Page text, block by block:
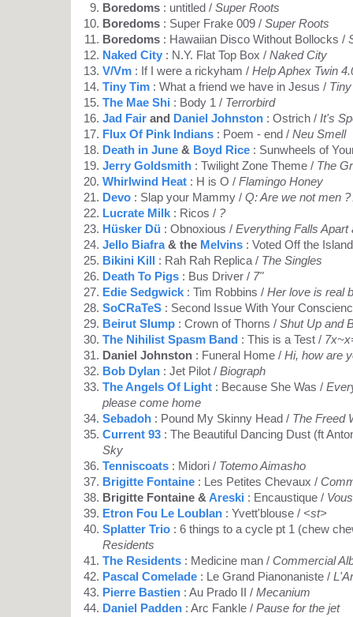
Boredoms : untitled / Super Roots
Boredoms : Super Frake 009 / Super Roots
Boredoms : Hawaiian Disco Without Bollocks /
Naked City : N.Y. Flat Top Box / Naked City
V/Vm : If I were a rickyham / Help Aphex Twin
Tiny Tim : What a friend we have in Jesus /
The Mae Shi : Body 1 / Terrorbird
Jad Fair and Daniel Johnston : Ostrich / It's
Flux Of Pink Indians : Poem - end / Neu Smell
Death in June & Boyd Rice : Sunwheels of
Jerry Goldsmith : Twilight Zone Theme / The
Whirlwind Heat : H is O / Flamingo Honey
Devo : Slap your Mammy / Q: Are we not men
Lucrate Milk : Ricos / ?
Hüsker Dü : Obnoxious / Everything Falls Apart
Jello Biafra& the Melvins : Voted Off the
Bikini Kill : Rah Rah Replica / The Singles
Death To Pigs : Bus Driver / 7"
Edie Sedgwick : Tim Robbins / Her love is real
SoCRaTeS : Second Issue With Your
Beirut Slump : Crown of Thorns / Shut Up and
The Nihilist Spasm Band : This is a Test /
Daniel Johnston : Funeral Home / Hi, how are
Bob Dylan : Jet Pilot / Biograph
The Angels Of Light : Because She Was /
please come home
Sebadoh : Pound My Skinny Head / The Freed
Current 93 : The Beautiful Dancing Dust (ft
Sky
Tenniscoats : Midori / Totemo Aimasho
Brigitte Fontaine : Les Petites Chevaux /
Brigitte Fontaine &Areski : Encaustique /
Etron Fou Le Loublan : Yvett'blouse / <st>
Splatter Trio : 6 things to a cycle pt 1 (chew
Residents
The Residents : Medicine man / Commercial
Pascal Comelade : Le Grand Pianonaniste /
Pierre Bastien : Au Prado II / Mecanium
Daniel Padden : Arc Fankle / Pause for the jet